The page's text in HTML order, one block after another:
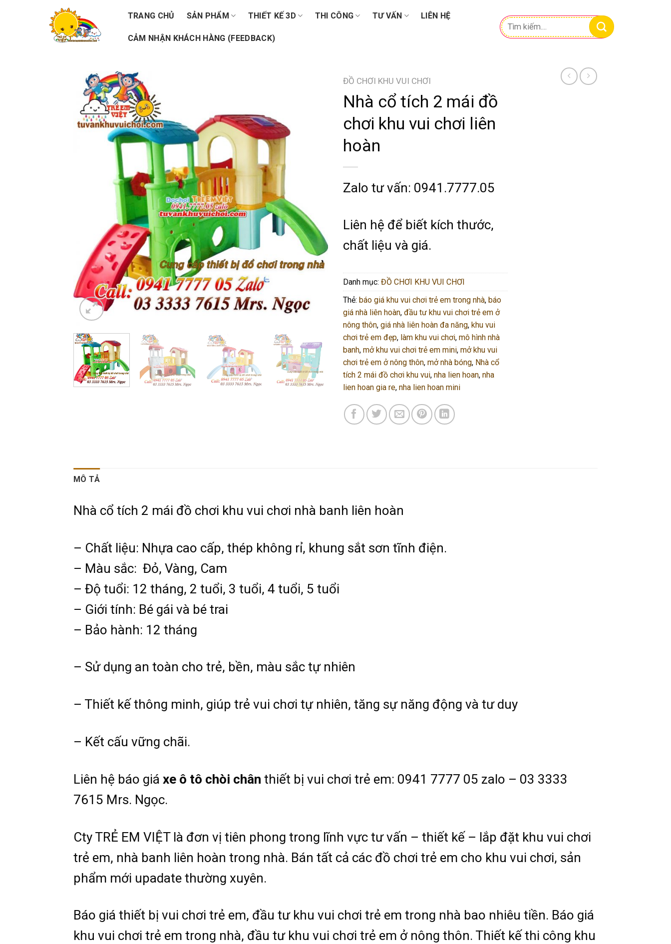
TRANG CHỦ SẢN PHẨM THIẾT KẾ 3D THI CÔNG TƯ VẤN LIÊN HỆ
CẢM NHẬN KHÁCH HÀNG (FEEDBACK)
Tìm
kiếm:
ĐỒ CHƠI KHU VUI CHƠI
Nhà cổ tích 2 mái đồ
chơi khu vui chơi liên
hoàn
Zalo tư vấn: 0941.7777.05
Liên hệ để biết kích thước,
chất liệu và giá.
Danh mục: ĐỒ CHƠI KHU VUI CHƠI
Thẻ: báo giá khu vui chơi trẻ em trong nhà, báo
giá nhà liên hoàn, đầu tư khu vui chơi trẻ em ở
nông thôn, giá nhà liên hoàn đa năng, khu vui
chơi trẻ em đẹp, làm khu vui chơi, mô hình nhà
banh, mở khu vui chơi trẻ em mini, mở khu vui
chơi trẻ em ở nông thôn, mở nhà bóng, Nhà cổ
tích 2 mái đồ chơi khu vui, nha lien hoan, nha
lien hoan gia re, nha lien hoan mini
MÔ TẢ
Nhà cổ tích 2 mái đồ chơi khu vui chơi nhà banh liên hoàn
– Chất liệu: Nhựa cao cấp, thép không rỉ, khung sắt sơn tĩnh điện.
– Màu sắc: Đỏ, Vàng, Cam
– Độ tuổi: 12 tháng, 2 tuổi, 3 tuổi, 4 tuổi, 5 tuổi
– Giới tính: Bé gái và bé trai
– Bảo hành: 12 tháng
– Sử dụng an toàn cho trẻ, bền, màu sắc tự nhiên
– Thiết kế thông minh, giúp trẻ vui chơi tự nhiên, tăng sự năng động và tư duy
– Kết cấu vững chãi.
Liên hệ báo giá xe ô tô chòi chân thiết bị vui chơi trẻ em: 0941 7777 05 zalo – 03 3333
7615 Mrs. Ngọc.
Cty TRẺ EM VIỆT là đơn vị tiên phong trong lĩnh vực tư vấn – thiết kế – lắp đặt khu vui chơi
trẻ em, nhà banh liên hoàn trong nhà. Bán tất cả các đồ chơi trẻ em cho khu vui chơi, sản
phẩm mới upadate thường xuyên.
Báo giá thiết bị vui chơi trẻ em, đầu tư khu vui chơi trẻ em trong nhà bao nhiêu tiền. Báo giá
khu vui chơi trẻ em trong nhà, đầu tư khu vui chơi trẻ em ở nông thôn. Thiết kế thi công khu